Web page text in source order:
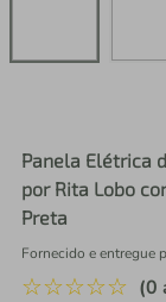
Panela Elétrica
por Rita Lobo
Preta
Fornecido e entregue
☆☆☆☆☆ (0